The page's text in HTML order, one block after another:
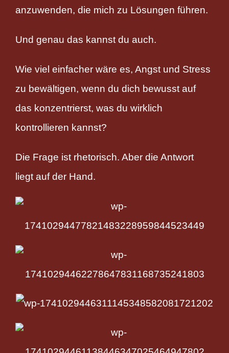
anzuwenden, die mich zu Lösungen führen.
Und genau das kannst du auch.
Wie viel einfacher wäre es, Angst und Stress
zu bewältigen, wenn du dich bewusst auf
das konzentrierst, was du wirklich
kontrollieren kannst?
Die Frage ist rhetorisch. Aber die Antwort
liegt auf der Hand.